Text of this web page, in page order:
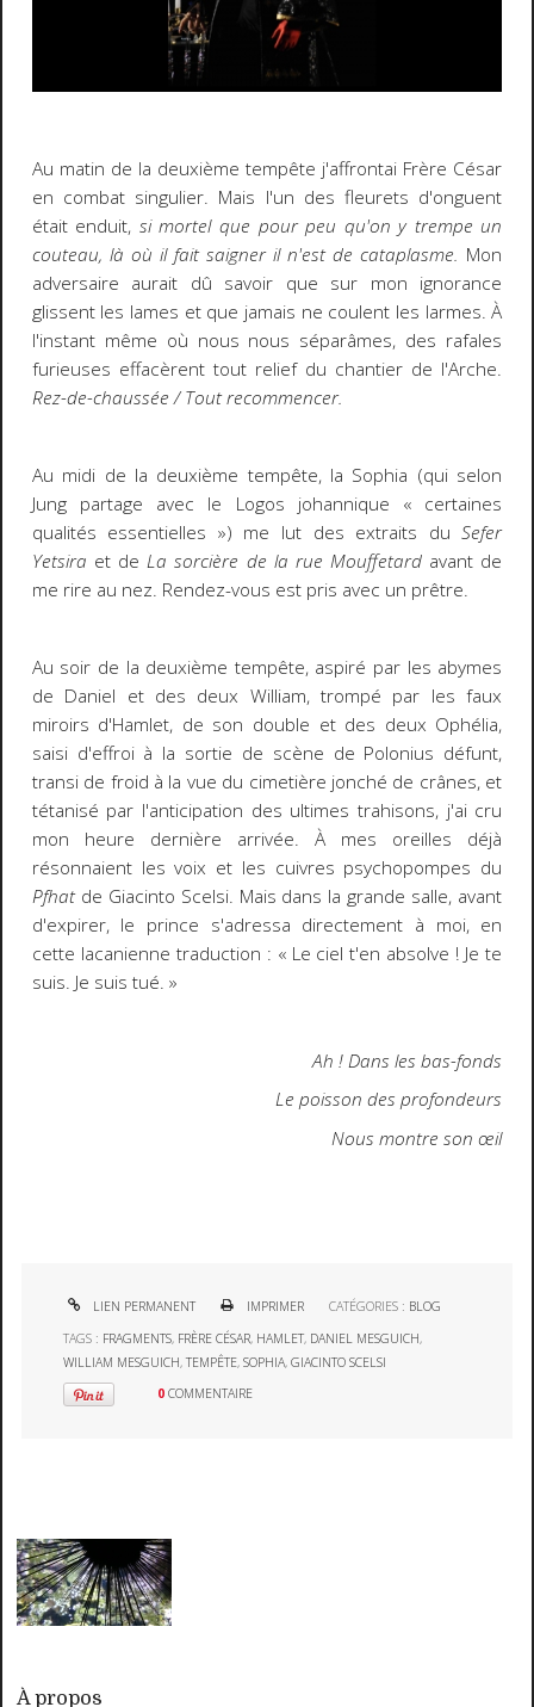
Au matin de la deuxième tempête j'affrontai Frère César
en combat singulier. Mais l'un des fleurets d'onguent
était enduit, si mortel que pour peu qu'on y trempe un
couteau, là où il fait saigner il n'est de cataplasme. Mon
adversaire aurait dû savoir que sur mon ignorance
glissent les lames et que jamais ne coulent les larmes. À
l'instant même où nous nous séparâmes, des rafales
furieuses effacèrent tout relief du chantier de l'Arche.
Rez-de-chaussée / Tout recommencer.
Au midi de la deuxième tempête, la Sophia (qui selon
Jung partage avec le Logos johannique « certaines
qualités essentielles ») me lut des extraits duSefer
Yetsira et deLa sorcière de la rue Mouffetardavant de
me rire au nez. Rendez-vous est pris avec un prêtre.
Au soir de la deuxième tempête, aspiré par les abymes
de Daniel et des deux William, trompé par les faux
miroirs d'Hamlet, de son double et des deux Ophélia,
saisi d'effroi à la sortie de scène de Polonius défunt,
transi de froid à la vue du cimetière jonché de crânes, et
tétanisé par l'anticipation des ultimes trahisons, j'ai cru
mon heure dernière arrivée. À mes oreilles déjà
résonnaient les voix et les cuivres psychopompes du
Pfhatde Giacinto Scelsi. Mais dans la grande salle, avant
d'expirer, le prince s'adressa directement à moi, en
cette lacanienne traduction : « Le ciel t'en absolve ! Je te
suis. Je suis tué. »
Ah ! Dans les bas-fonds
Le poisson des profondeurs
Nous montre son œil
LIEN PERMANENT IMPRIMER CATÉGORIES : BLOG
TAGS : FRAGMENTS, FRÈRE CÉSAR, HAMLET, DANIEL MESGUICH,
WILLIAM MESGUICH,TEMPÊTE,SOPHIA,GIACINTO SCELSI
0 COMMENTAIRE
À propos